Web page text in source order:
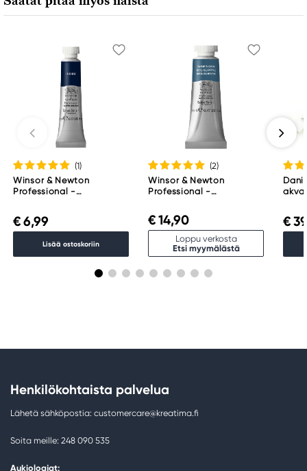
city@stelling.dk
Valmistaja
Daniel Smith
Daniel Smith Inc
4150 1ST Ave S Seattle, WA
98134-2302 United States
(1)
Winsor & Newton
Professional -
€ 6,99
Lisää ostoskoriin
(2)
Winsor & Newton
Professional -
Payne's Gray 465
€ 14,90
Loppu verkosta
Etsi myymälästä
€
Henkilökohtaista palvelua
Lähetä sähköpostia: customercare@kreatima.fi
Soita meille: 248 090 535
Aukioloajat: